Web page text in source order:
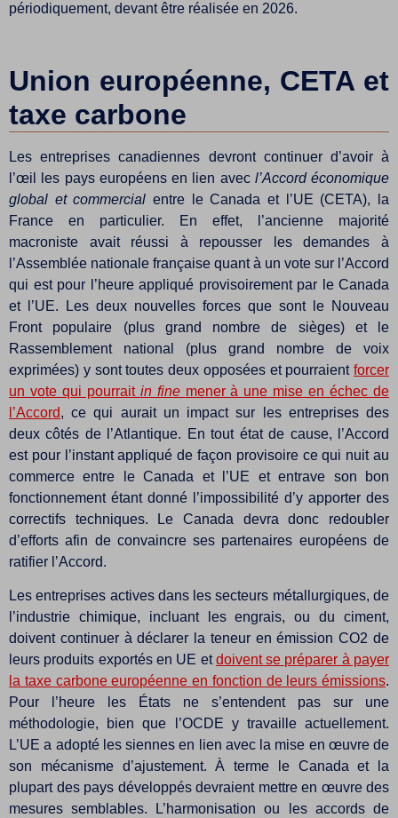
périodiquement, devant être réalisée en 2026.
Union européenne, CETA et
taxe carbone
Les entreprises canadiennes devront continuer d’avoir à
l’œil les pays européens en lien avec l’Accord économique
global et commercial entre le Canada et l’UE (CETA), la
France en particulier. En effet, l’ancienne majorité
macroniste avait réussi à repousser les demandes à
l’Assemblée nationale française quant à un vote sur l’Accord
qui est pour l’heure appliqué provisoirement par le Canada
et l’UE. Les deux nouvelles forces que sont le Nouveau
Front populaire (plus grand nombre de sièges) et le
Rassemblement national (plus grand nombre de voix
exprimées) y sont toutes deux opposées et pourraient forcer
un vote qui pourrait in fine mener à une mise en échec de
l’Accord, ce qui aurait un impact sur les entreprises des
deux côtés de l’Atlantique. En tout état de cause, l’Accord
est pour l’instant appliqué de façon provisoire ce qui nuit au
commerce entre le Canada et l’UE et entrave son bon
fonctionnement étant donné l’impossibilité d’y apporter des
correctifs techniques. Le Canada devra donc redoubler
d’efforts afin de convaincre ses partenaires européens de
ratifier l’Accord.
Les entreprises actives dans les secteurs métallurgiques, de
l’industrie chimique, incluant les engrais, ou du ciment,
doivent continuer à déclarer la teneur en émission CO2 de
leurs produits exportés en UE etdoivent se préparer à payer
la taxe carbone européenne en fonction de leurs émissions.
Pour l’heure les États ne s’entendent pas sur une
méthodologie, bien que l’OCDE y travaille actuellement.
L’UE a adopté les siennes en lien avec la mise en œuvre de
son mécanisme d’ajustement. À terme le Canada et la
plupart des pays développés devraient mettre en œuvre des
mesures semblables. L’harmonisation ou les accords de